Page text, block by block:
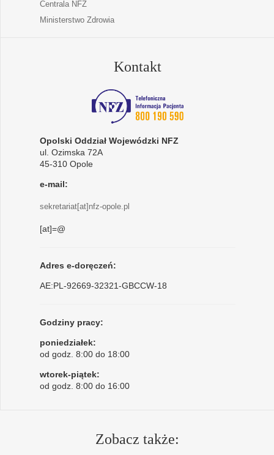
Centrala NFZ
Ministerstwo Zdrowia
Kontakt
Opolski Oddział Wojewódzki NFZ
ul. Ozimska 72A
45-310 Opole
e-mail:
sekretariat[at]nfz-opole.pl
[at]=@
Adres e-doręczeń:
AE:PL-92669-32321-GBCCW-18
Godziny pracy:
poniedziałek:
od godz. 8:00 do 18:00
wtorek-piątek:
od godz. 8:00 do 16:00
Zobacz także: